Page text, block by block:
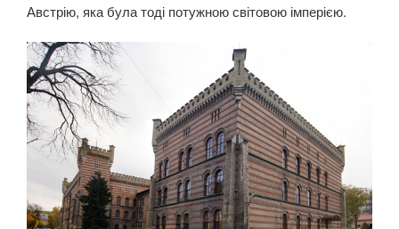
Австрію, яка була тоді потужною світовою імперією.